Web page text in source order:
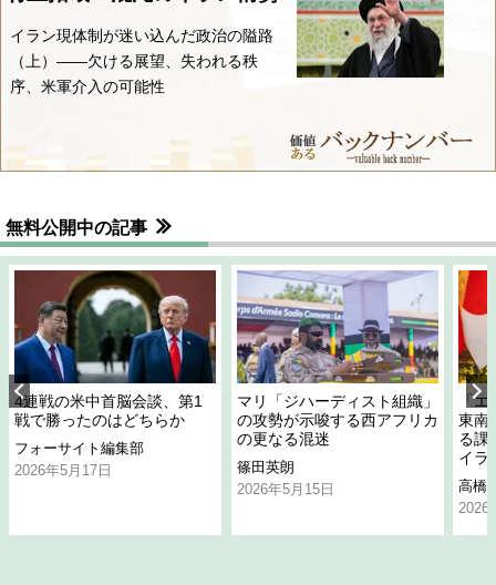
イラン現体制が迷い込んだ政治の隘路
（上）――欠ける展望、失われる秩
序、米軍介入の可能性
無料公開中の記事
4連戦の米中首脳会談、第1
戦で勝ったのはどちらか
フォーサイト編集部
2026年5月17日
マリ「ジハーディスト組織」
の攻勢が示唆する西アフリカ
の更なる混迷
篠田英朗
2026年5月15日
「
東南
る課
イラ
高橋
2026